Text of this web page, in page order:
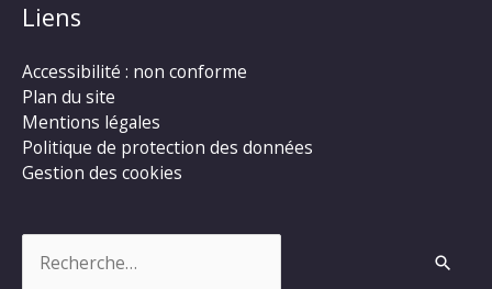
Liens
Accessibilité : non conforme
Plan du site
Mentions légales
Politique de protection des données
Gestion des cookies